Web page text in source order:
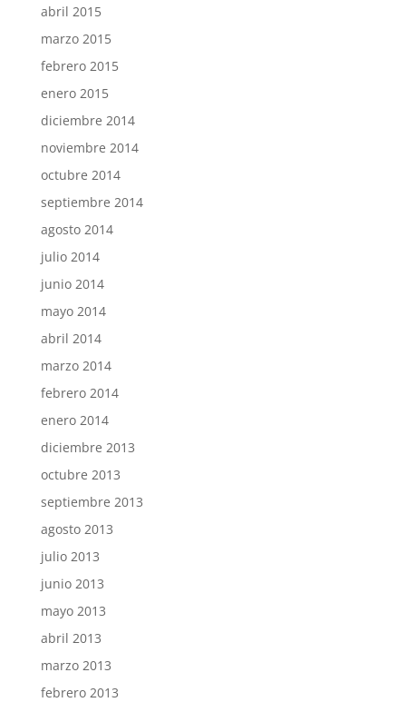
abril 2015
marzo 2015
febrero 2015
enero 2015
diciembre 2014
noviembre 2014
octubre 2014
septiembre 2014
agosto 2014
julio 2014
junio 2014
mayo 2014
abril 2014
marzo 2014
febrero 2014
enero 2014
diciembre 2013
octubre 2013
septiembre 2013
agosto 2013
julio 2013
junio 2013
mayo 2013
abril 2013
marzo 2013
febrero 2013